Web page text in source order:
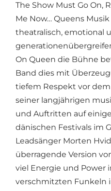
The Show Must Go On,
Me Now… Queens
theatralisch, emotional
On Queen die Bühne
Band dies mit
tiefem Respekt vor
seiner langjährigen
und Auftritten auf
dänischen Festivals im
Leadsänger Morten
überragende Version
viel Energie und Power
verschmitzten Funkeln